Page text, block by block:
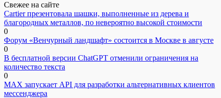
Свежее на сайте
Cartier презентовала шашки, выполненные из дерева и
благородных металлов, по невероятно высокой стоимости
0
Форум «Венчурный ландшафт» состоится в Москве в августе
0
В бесплатной версии ChatGPT отменили ограничения на
количество текста
0
MAX запускает API для разработки альтернативных клиентов
мессенджера